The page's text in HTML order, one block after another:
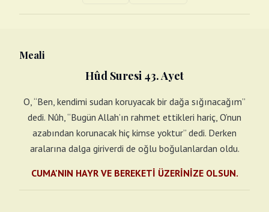
Meali
Hûd Suresi 43. Ayet
O, “Ben, kendimi sudan koruyacak bir dağa sığınacağım”
dedi. Nûh, “Bugün Allah’ın rahmet ettikleri hariç, O’nun
azabından korunacak hiç kimse yoktur” dedi. Derken
aralarına dalga giriverdi de oğlu boğulanlardan oldu.
CUMA'NIN HAYR VE BEREKETİ ÜZERİNİZE OLSUN.